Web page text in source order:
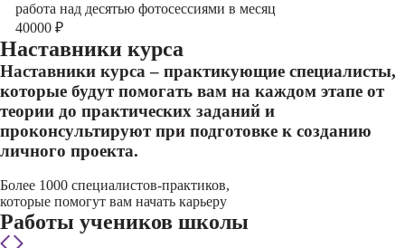
работа над десятью фотосессиями в месяц
40000 ₽
Наставники курса
Наставники курса – практикующие специалисты,
которые будут помогать вам на каждом этапе от
теории до практических заданий и
проконсультируют при подготовке к созданию
личного проекта.
Более 1000 специалистов-практиков,
которые помогут вам начать карьеру
Работы учеников школы